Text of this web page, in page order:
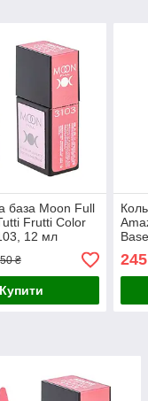
база Moon Full
Frutti Color
12 мл
₴
Купити
245